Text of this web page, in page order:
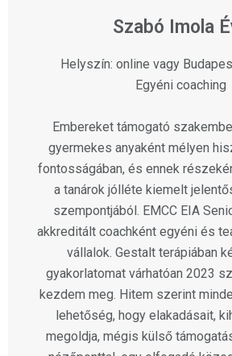
Szabó Imola
Helyszín: online vagy
Egyéni coaching
Embereket támogató
gyermekes anyaként mélyen
fontosságában, és ennek
a tanárok jólléte kiemelt
szempontjából. EMCC EIA
akkreditált coachként egyéni és
vállalok. Gestalt terápiában
gyakorlatomat várhatóan 2023
kezdem meg. Hitem szerint
lehetőség, hogy elakadásait,
megoldja, mégis külső